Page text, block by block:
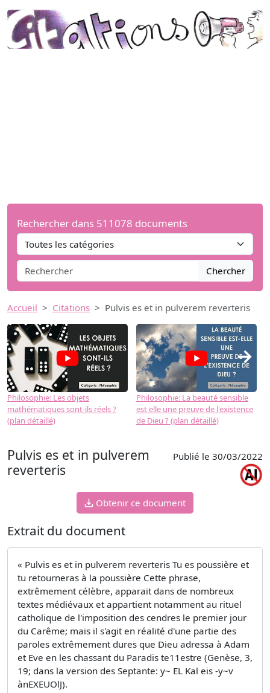
Rechercher dans 511078 documents
Chercher
Accueil Citations Pulvis es et in pulverem reverteris
Philosophie: Les objets
mathématiques sont-ils réels ?
(plan détaillé)
Philosophie: La beauté sensible
est elle une preuve de l'existence
de Dieu ? (plan détaillé)
→
Pulvis es et in pulverem
reverteris
Publié le 30/03/2022
Obtenir ce document
Extrait du document
« Pulvis es et in pulverem reverteris Tu es poussière et
tu retourneras à la poussière Cette phrase,
extrêmement célèbre, apparait dans de nombreux
textes médiévaux et appartient notamment au rituel
catholique de l'imposition des cendres le premier jour
du Carême; mais il s'agit en réalité d'une partie des
paroles extrêmement dures que Dieu adressa à Adam
et Eve en les chassant du Paradis te11estre (Genèse, 3,
19; dans la version des Septante: y~ EL Kal eis -y~v
ànEXEUOlJ).